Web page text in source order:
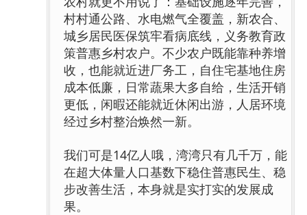
村村通公路、水电燃气全覆盖，新农合、
城乡居民医保筑牢看病底线，义务教育政
策普惠乡村农户。不少农户既能靠种养增
收，也能就近进厂务工，自住宅基地住房
成本低廉，日常蔬果大多自给，生活开销
更低，闲暇还能就近休闲出游，人居环境
经过乡村整治焕然一新。
我们可是14亿人哦，湾湾只有几千万，能
在超大体量人口基数下稳住普惠民生、稳
步改善生活，本身就是实打实的发展成
果。